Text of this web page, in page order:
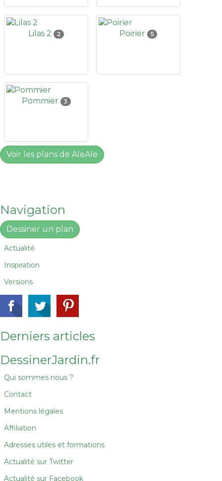
Lilas 2 2 Poirier 5
Pommier 3
Voir les plans de AleAle
Navigation
Dessiner un plan
Actualité
Inspiration
Versions
Derniers articles
DessinerJardin.fr
Qui sommes nous ?
Contact
Mentions légales
Affiliation
Adresses utiles et formations
Actualité sur Twitter
Actualité sur Facebook